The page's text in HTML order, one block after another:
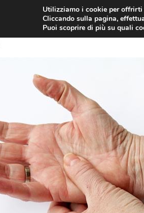
DIETE E METABOLISMO
Utilizziamo i cookie per
Cliccando sulla pagina,
Puoi scoprire di più su quali